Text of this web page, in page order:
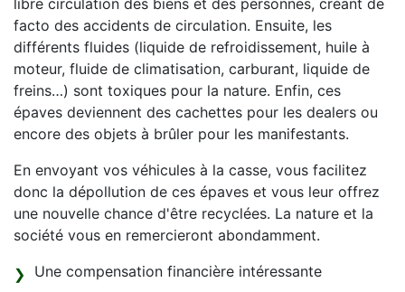
libre circulation des biens et des personnes, créant de
facto des accidents de circulation. Ensuite, les
différents fluides (liquide de refroidissement, huile à
moteur, fluide de climatisation, carburant, liquide de
freins…) sont toxiques pour la nature. Enfin, ces
épaves deviennent des cachettes pour les dealers ou
encore des objets à brûler pour les manifestants.
En envoyant vos véhicules à la casse, vous facilitez
donc la dépollution de ces épaves et vous leur offrez
une nouvelle chance d'être recyclées. La nature et la
société vous en remercieront abondamment.
Une compensation financière intéressante